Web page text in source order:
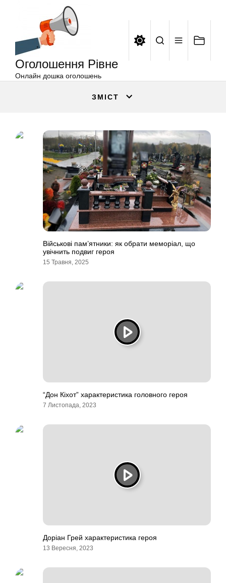
Оголошення Рівне
Онлайн дошка оголошень
ЗМІСТ
Військові пам’ятники: як обрати меморіал, що
увічнить подвиг героя
15 Травня, 2025
“Дон Кіхот” характеристика головного героя
7 Листопада, 2023
Доріан Грей характеристика героя
13 Вересня, 2023